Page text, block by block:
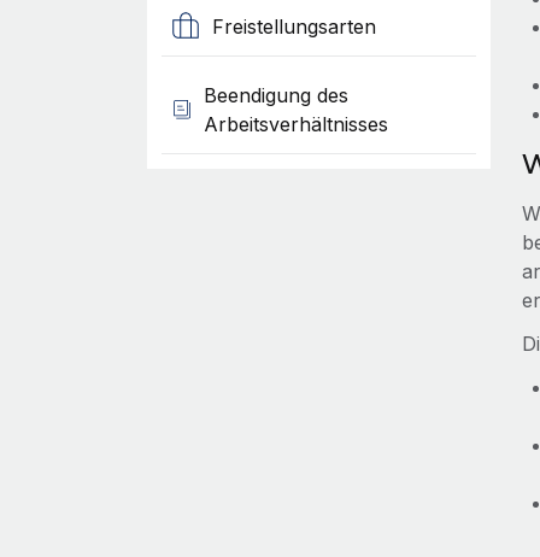
Freistellungsarten
Beendigung des
Arbeitsverhältnisses